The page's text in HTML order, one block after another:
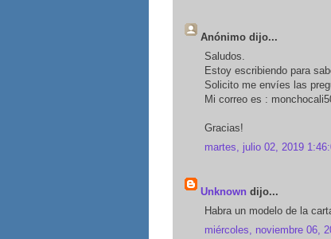
Anónimo dijo...
Saludos.
Estoy escribiendo para
Solicito me envíes las
Mi correo es :
Gracias!
martes, julio 02, 2019
Unknown dijo...
Habra un modelo de la
miércoles, noviembre 06,